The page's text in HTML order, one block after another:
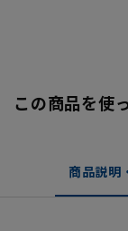
この商品を使
商品説明